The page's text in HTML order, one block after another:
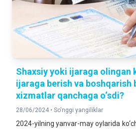
Shaxsiy yoki ijaraga olingan
ijaraga berish va boshqarish
xizmatlar qanchaga o‘sdi?
28/06/2024 • So'nggi yangiliklar
2024-yilning yanvar-may oylarida